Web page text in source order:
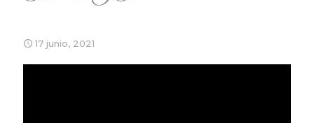
17 junio, 2021